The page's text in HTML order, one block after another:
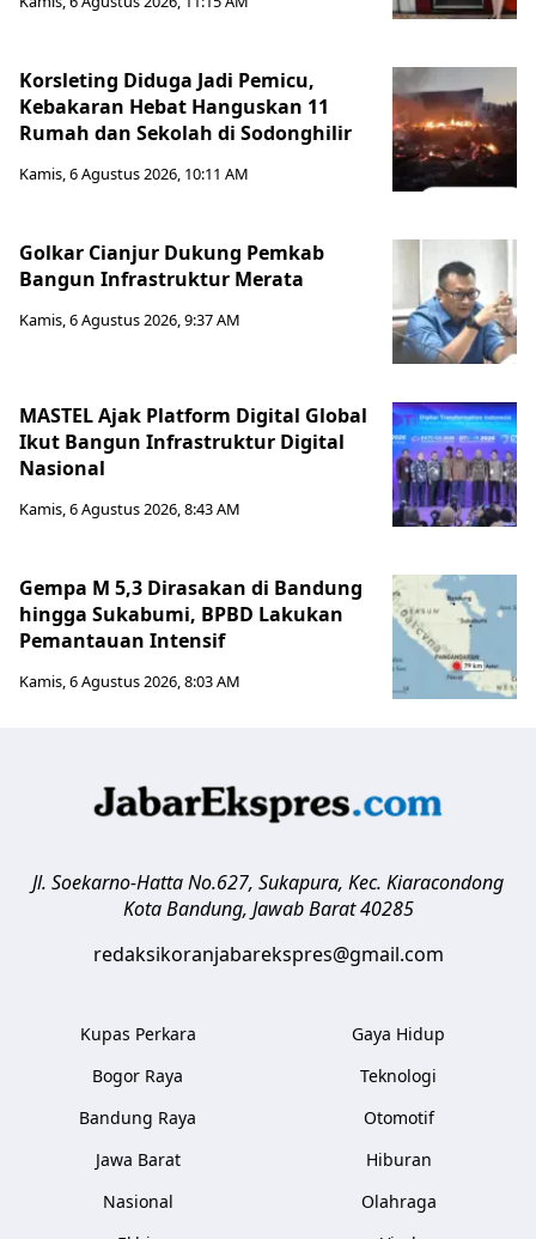
Korsleting Diduga Jadi Pemicu,
Kebakaran Hebat Hanguskan 11
Rumah dan Sekolah di Sodonghilir
Kamis, 6 Agustus 2026, 10:11 AM
Golkar Cianjur Dukung Pemkab
Bangun Infrastruktur Merata
Kamis, 6 Agustus 2026, 9:37 AM
MASTEL Ajak Platform Digital Global
Ikut Bangun Infrastruktur Digital
Nasional
Kamis, 6 Agustus 2026, 8:43 AM
Gempa M 5,3 Dirasakan di Bandung
hingga Sukabumi, BPBD Lakukan
Pemantauan Intensif
Kamis, 6 Agustus 2026, 8:03 AM
Jl. Soekarno-Hatta No.627, Sukapura, Kec. Kiaracondong
Kota Bandung, Jawab Barat 40285
redaksikoranjabarekspres@gmail.com
Kupas Perkara
Bogor Raya
Bandung Raya
Jawa Barat
Nasional
Gaya Hidup
Teknologi
Otomotif
Hiburan
Olahraga